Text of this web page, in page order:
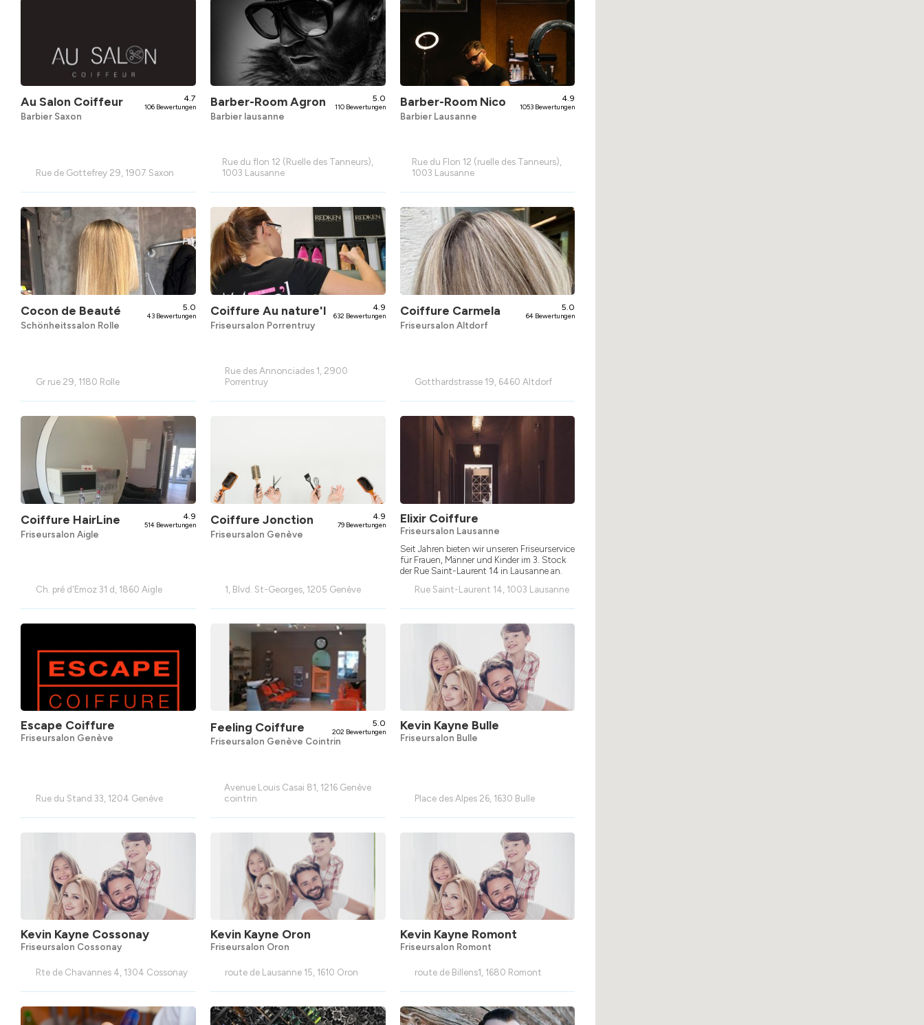
Au Salon Coiffeur 4.7
106 Bewertungen
Barbier Saxon
Rue de Gottefrey 29, 1907 Saxon
Barber-Room Agron 5.0
110 Bewertungen
Barbier lausanne
Rue du flon 12 (Ruelle des Tanneurs),
1003 Lausanne
Barber-Room Nico 4.9
1053 Bewertungen
Barbier Lausanne
Rue du Flon 12 (ruelle des Tanneurs),
1003 Lausanne
Cocon de Beauté 5.0
43 Bewertungen
Schönheitssalon Rolle
Gr rue 29, 1180 Rolle
Coiffure Au nature'l 4.9
632 Bewertungen
Friseursalon Porrentruy
Rue des Annonciades 1, 2900
Porrentruy
Coiffure Carmela 5.0
64 Bewertungen
Friseursalon Altdorf
Gotthardstrasse 19, 6460 Altdorf
Coiffure HairLine 4.9
514 Bewertungen
Friseursalon Aigle
Ch. pré d'Emoz 31 d, 1860 Aigle
Coiffure Jonction 4.9
79 Bewertungen
Friseursalon Genève
1, Blvd. St-Georges, 1205 Genève
Elixir Coiffure
Friseursalon Lausanne
Seit Jahren bieten wir unseren Friseurservice
für Frauen, Männer und Kinder im 3. Stock
der Rue Saint-Laurent 14 in Lausanne an.
Rue Saint-Laurent 14, 1003 Lausanne
Escape Coiffure
Friseursalon Genève
Rue du Stand 33, 1204 Genève
Feeling Coiffure 5.0
202 Bewertungen
Friseursalon Genève Cointrin
Avenue Louis Casai 81, 1216 Genève
cointrin
Kevin Kayne Bulle
Friseursalon Bulle
Place des Alpes 26, 1630 Bulle
Kevin Kayne Cossonay
Friseursalon Cossonay
Rte de Chavannes 4, 1304 Cossonay
Kevin Kayne Oron
Friseursalon Oron
route de Lausanne 15, 1610 Oron
Kevin Kayne Romont
Friseursalon Romont
route de Billens1, 1680 Romont